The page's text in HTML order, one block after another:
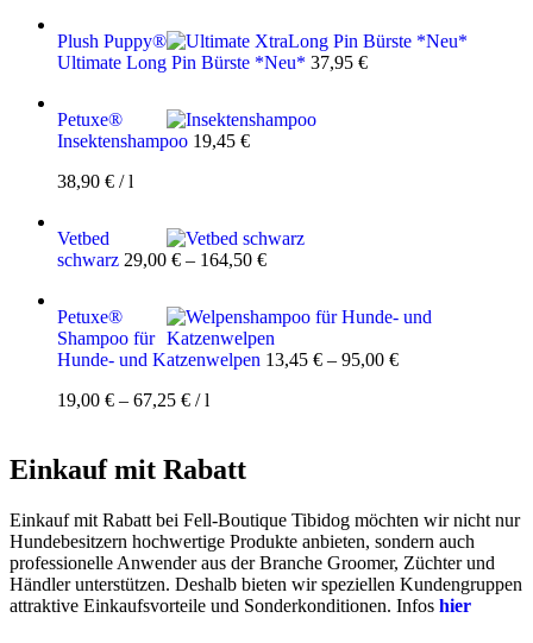
Plush Puppy®
Ultimate Long Pin Bürste *Neu* 37,95 €
Petuxe®
Insektenshampoo 19,45 €
38,90 € /l
Vetbed
schwarz 29,00 € – 164,50 €
Petuxe®
Shampoo für
Hunde- und Katzenwelpen 13,45 € – 95,00 €
19,00 € – 67,25 € /l
Einkauf mit Rabatt
Einkauf mit Rabatt bei Fell-Boutique Tibidog möchten wir nicht nur
Hundebesitzern hochwertige Produkte anbieten, sondern auch
professionelle Anwender aus der Branche Groomer, Züchter und
Händler unterstützen. Deshalb bieten wir speziellen Kundengruppen
attraktive Einkaufsvorteile und Sonderkonditionen. Infos hier